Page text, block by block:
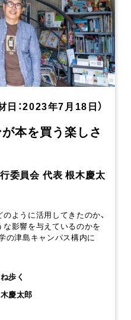
日：2023年7月18日）
本を買う楽しさ
委員会 代表 根木慶太
ように活用してきたのか、
影響を与えているのかを
の津島キャンパス構内に
歩く
慶太郎